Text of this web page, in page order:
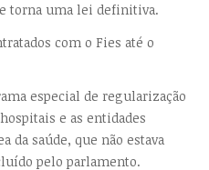
torna uma lei definitiva.
com o Fies até o
especial de regularização
e as entidades
da saúde, que não estava
pelo parlamento.